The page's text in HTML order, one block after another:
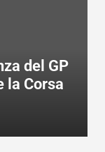
del GP
la Corsa